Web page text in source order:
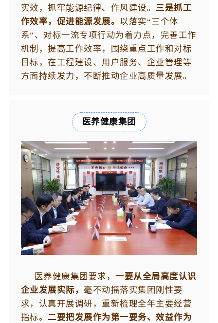
实效，抓牢能源纪律、作风建设。 三是抓工
作效率，促进能源发展。 以落实“三个体
系”、对标一流专项行动为着力点，完善工作
机制，提高工作效率，围绕重点工作和对标
目标，在工程建设、用户服务、企业管理等
方面持续发力，不断推动企业高质量发展。
医养健康集团
医养健康集团要求，一要从全局高度认识
企业发展实际， 毫不动摇落实集团刚性要
求，认真开展调研，重新梳理全年主要经营
指标。 二要把发展作为第一要务、效益作为